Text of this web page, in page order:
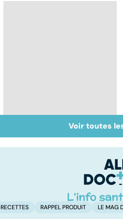
Fibromes utérins :
des tumeurs
Voir toutes
RECETTES RAPPEL PRODUIT LE MAG